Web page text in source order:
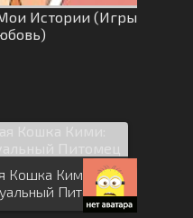
Истории (Игры
Кошка Кими:
Питомец